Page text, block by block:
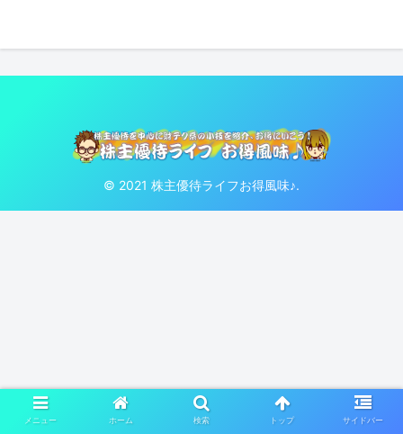
© 2021 株主優待ライフお得風味♪.
メニュー ホーム 検索 トップ サイドバー